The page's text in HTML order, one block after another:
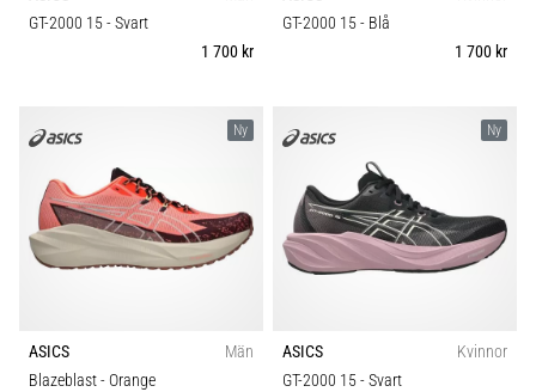
GT-2000 15- Svart
1 700 kr
GT-2000 15- Blå
1 700 kr
Ny
ASICS
Män
Blazeblast- Orange
Ny
ASICS
Kvinnor
GT-2000 15- Svart